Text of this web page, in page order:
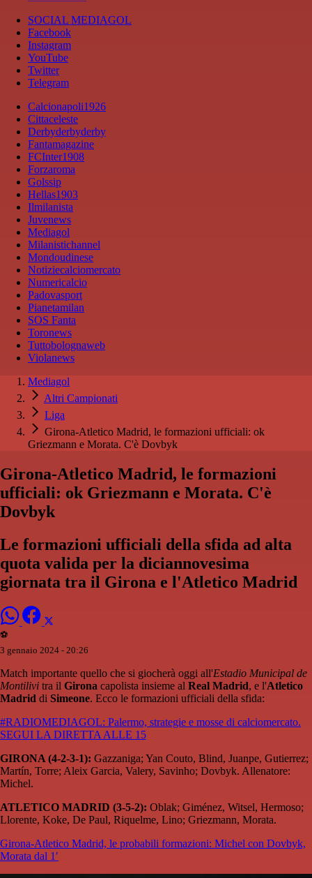
SOCIAL MEDIAGOL
Facebook
Instagram
YouTube
Twitter
Telegram
Calcionapoli1926
Cittaceleste
Derbyderbyderby
Fantamagazine
FCInter1908
Forzaroma
Golssip
Hellas1903
Ilmilanista
Juvenews
Mediagol
Milanistichannel
Mondoudinese
Notiziecalciomercato
Numericalcio
Padovasport
Pianetamilan
SOS Fanta
Toronews
Tuttobolognaweb
Violanews
Mediagol
Altri Campionati
Liga
Girona-Atletico Madrid, le formazioni ufficiali: ok
Griezmann e Morata. C'è Dovbyk
Girona-Atletico Madrid, le formazioni
ufficiali: ok Griezmann e Morata. C'è
Dovbyk
Le formazioni ufficiali della sfida ad alta
quota valida per la diciannovesima
giornata tra il Girona e l'Atletico Madrid
⚽️
3 gennaio 2024 - 20:26
Match importante quello che si giocherà oggi all'Estadio Municipal de
Montilivi tra il Girona capolista insieme al Real Madrid, e l'Atletico
Madrid di Simeone. Ecco le formazioni ufficiali della sfida:
#RADIOMEDIAGOL: Palermo, strategie e mosse di calciomercato.
SEGUI LA DIRETTA ALLE 15
GIRONA (4-2-3-1): Gazzaniga; Yan Couto, Blind, Juanpe, Gutierrez;
Martín, Torre; Aleix Garcia, Valery, Savinho; Dovbyk. Allenatore:
Michel.
ATLETICO MADRID (3-5-2): Oblak; Giménez, Witsel, Hermoso;
Llorente, Koke, De Paul, Riquelme, Lino; Griezmann, Morata.
Girona-Atletico Madrid, le probabili formazioni: Michel con Dovbyk,
Morata dal 1′